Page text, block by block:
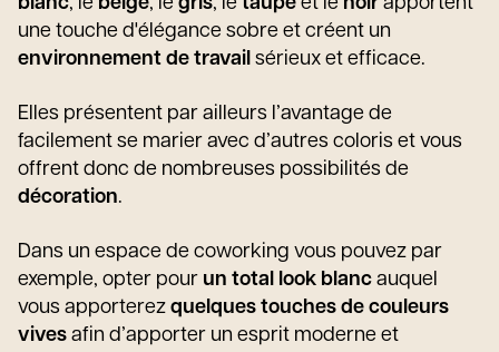
une touche d'élégance sobre et créent un
environnement de travail sérieux et efficace.
Elles présentent par ailleurs l’avantage de
facilement se marier avec d’autres coloris et vous
offrent donc de nombreuses possibilités de
décoration.
Dans un espace de coworking vous pouvez par
exemple, opter pour un total look blanc auquel
vous apporterez quelques touches de couleurs
vives afin d’apporter un esprit moderne et